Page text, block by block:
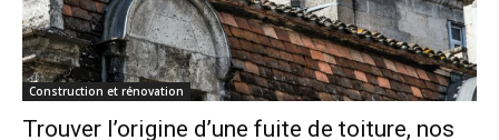
Construction et rénovation
Trouver l’origine d’une fuite de toiture, nos